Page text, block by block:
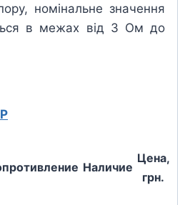
номінальне значення
в межах від 3 Ом до
Наличие
Цена,
грн.